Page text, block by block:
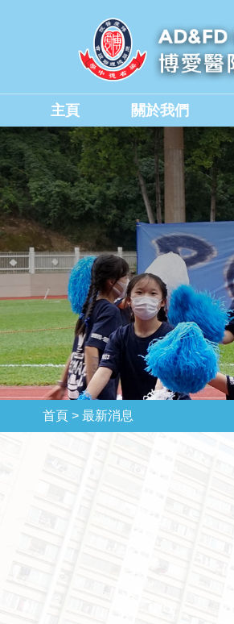
主頁 關於我們
首頁 > 最新消息